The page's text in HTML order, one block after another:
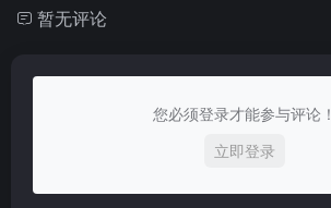
暂无评论
您必须登录才能参与评论！
立即登录